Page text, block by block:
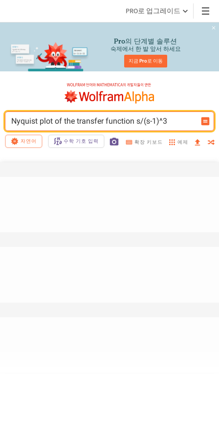
PRO로 업그레이드
Pro의 단계별 솔루션
숙제에서 한 발 앞서 하세요
지금 Pro로 이동
Nyquist plot of the transfer function s/(s-1)^3
자연어 수학 기호 입력 확장 키보드 예제